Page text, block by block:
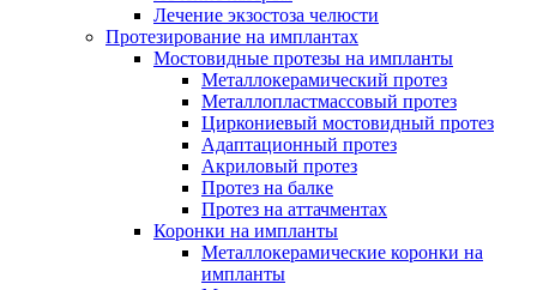
Лечение экзостоза челюсти
Протезирование на имплантах
Мостовидные протезы на импланты
Металлокерамический протез
Металлопластмассовый протез
Циркониевый мостовидный протез
Адаптационный протез
Акриловый протез
Протез на балке
Протез на аттачментах
Коронки на импланты
Металлокерамические коронки на
импланты